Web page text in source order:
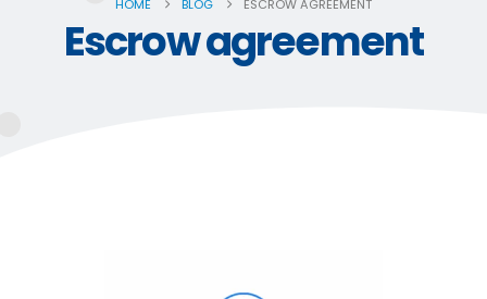
HOME BLOG ESCROW AGREEMENT
Escrow agreement